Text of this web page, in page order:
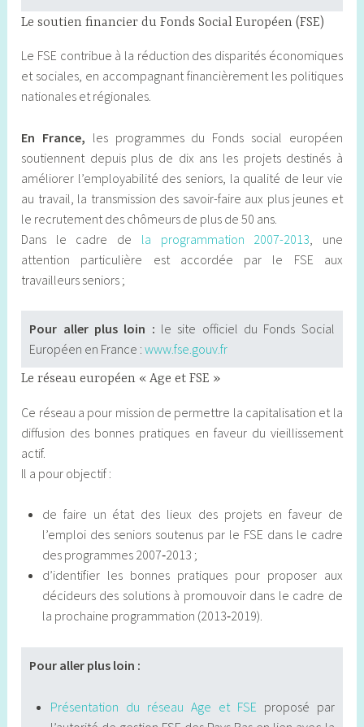
Le soutien financier du Fonds Social Européen (FSE)
Le FSE contribue à la réduction des disparités économiques
et sociales, en accompagnant financièrement les politiques
nationales et régionales.
En France, les programmes du Fonds social européen
soutiennent depuis plus de dix ans les projets destinés à
améliorer l’employabilité des seniors, la qualité de leur vie
au travail, la transmission des savoir-faire aux plus jeunes et
le recrutement des chômeurs de plus de 50 ans.
Dans le cadre de la programmation 2007-2013 , une
attention particulière est accordée par le FSE aux
travailleurs seniors ;
Pour aller plus loin : le site officiel du Fonds Social
Européen en France :www.fse.gouv.fr
Le réseau européen « Age et FSE »
Ce réseau a pour mission de permettre la capitalisation et la
diffusion des bonnes pratiques en faveur du vieillissement
actif.
Il a pour objectif :
de faire un état des lieux des projets en faveur de
l’emploi des seniors soutenus par le FSE dans le cadre
des programmes 2007‐2013 ;
d’identifier les bonnes pratiques pour proposer aux
décideurs des solutions à promouvoir dans le cadre de
la prochaine programmation (2013‐2019).
Pour aller plus loin :
Présentation du réseau Age et FSE proposé par